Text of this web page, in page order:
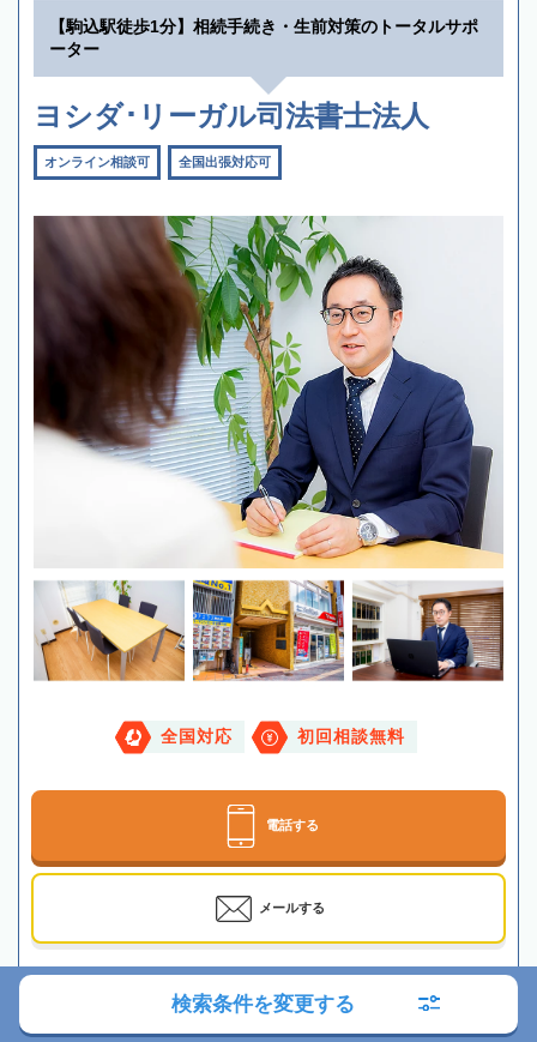
【駒込駅徒歩1分】相続手続き・生前対策のトータルサポ
ーター
ヨシダ･リーガル司法書士法人
オンライン相談可 全国出張対応可
全国対応 初回相談無料
電話する
メールする
JR・東京メトロ「駒込駅」徒歩1分
検索条件を変更する